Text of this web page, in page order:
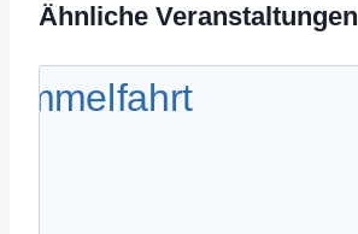
Ähnliche Veranstaltungen